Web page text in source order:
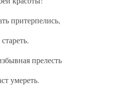
притерпелись,
прелесть
умереть.